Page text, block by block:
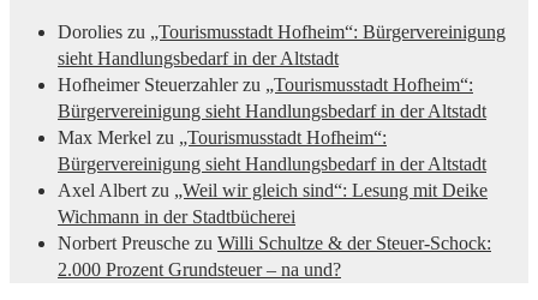
Dorolies zu „Tourismusstadt Hofheim“: Bürgervereinigung
sieht Handlungsbedarf in der Altstadt
Hofheimer Steuerzahlerzu „Tourismusstadt Hofheim“:
Bürgervereinigung sieht Handlungsbedarf in der Altstadt
Max Merkel zu „Tourismusstadt Hofheim“:
Bürgervereinigung sieht Handlungsbedarf in der Altstadt
Axel Albert zu „Weil wir gleich sind“: Lesung mit Deike
Wichmann in der Stadtbücherei
Norbert Preusche zu Willi Schultze & der Steuer-Schock:
2.000 Prozent Grundsteuer – na und?